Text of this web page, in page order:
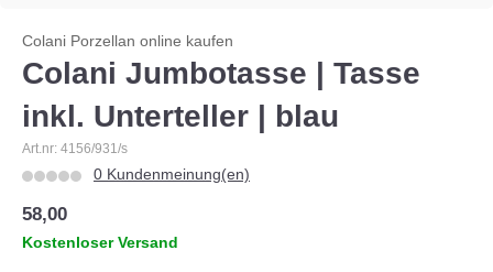
Colani Porzellan online kaufen
Colani Jumbotasse | Tasse
inkl. Unterteller | blau
Art.nr: 4156/931/s
0 Kundenmeinung(en)
58,00
Kostenloser Versand